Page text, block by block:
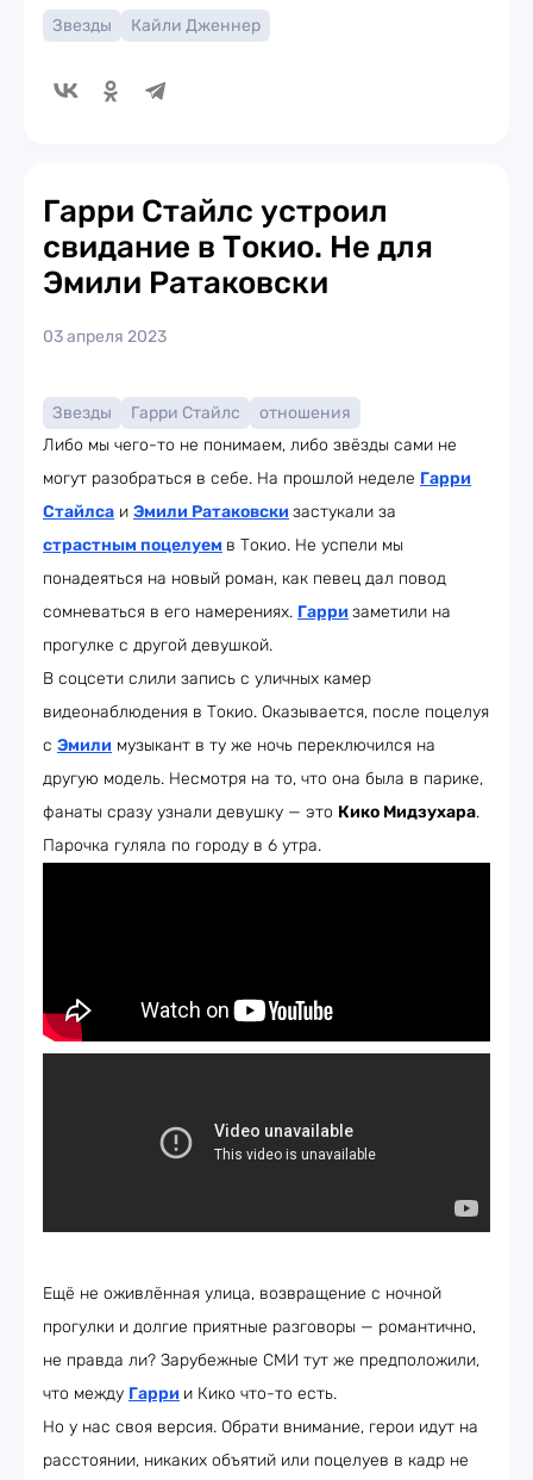
Звезды Кайли Дженнер
Гарри Стайлс устроил
свидание в Токио. Не для
Эмили Ратаковски
03 апреля 2023
Звезды Гарри Стайлс
отношения
Либо мы чего-то не понимаем, либо звёзды сами не
могут разобраться в себе. На прошлой неделе Гарри
Стайлса и Эмили Ратаковски застукали за
страстным поцелуем в Токио. Не успели мы
понадеяться на новый роман, как певец дал повод
сомневаться в его намерениях. Гарри заметили на
прогулке с другой девушкой.
В соцсети слили запись с уличных камер
видеонаблюдения в Токио. Оказывается, после поцелуя
с Эмили музыкант в ту же ночь переключился на
другую модель. Несмотря на то, что она была в парике,
фанаты сразу узнали девушку — это Кико Мидзухара.
Парочка гуляла по городу в 6 утра.
Ещё не оживлённая улица, возвращение с ночной
прогулки и долгие приятные разговоры — романтично,
не правда ли? Зарубежные СМИ тут же предположили,
что между Гарри и Кико что-то есть.
Но у нас своя версия. Обрати внимание, герои идут на
расстоянии, никаких объятий или поцелуев в кадр не